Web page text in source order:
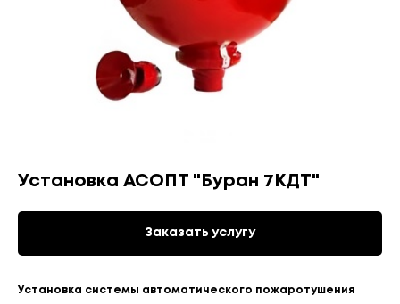
Установка АСОПТ "Буран 7КДТ"
Заказать услугу
Установка системы автоматического пожаротушения